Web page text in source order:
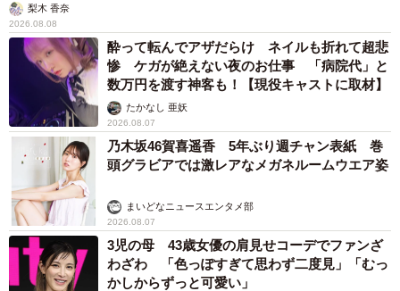
▽少し痩せ、着たい服が着られるようになった（39歳女
性）
▽少しずつではありますが、痩せてきているのが実感でき
ることです（40歳男性）
【4位：体力・筋力がつく】
▽筋肉がつくことにより、疲れにくい体になった（27歳女
性）
▽体力がつくので、仕事や子育てが忙しいときでも乗り越
えられる（32歳男性）
▽出かけても疲れにくくなった（47歳女性）
梨木 香奈
2026.08.08
酔って転んでアザだらけ ネイルも折れて超悲
惨 ケガが絶えない夜のお仕事 「病院代」と
数万円を渡す神客も！【現役キャストに取材】
たかなし 亜妖
2026.08.07
乃木坂46賀喜遥香 5年ぶり週チャン表紙 巻
頭グラビアでは激レアなメガネルームウエア姿
まいどなニュースエンタメ部
2026.08.07
3児の母 43歳女優の肩見せコーデでファンざ
わざわ 「色っぽすぎて思わず二度見」「むっ
かしからずっと可愛い」